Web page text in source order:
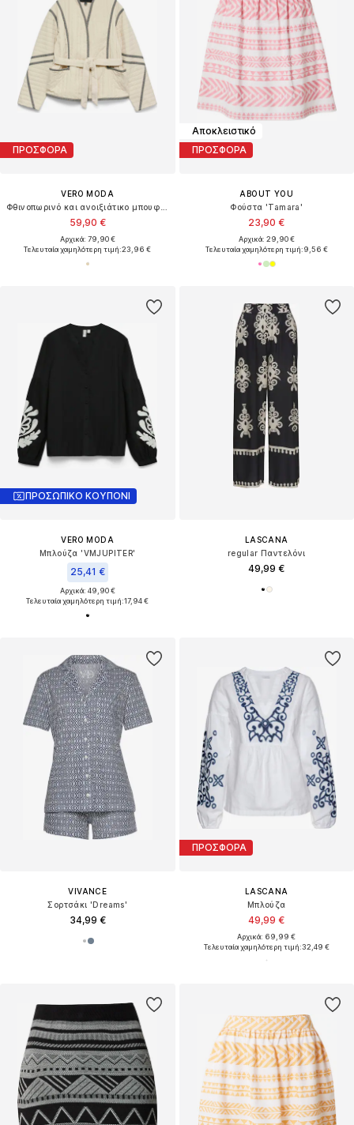
ΠΡΟΣΦΟΡΑ
VERO MODA
59,90 €
Αρχικά: 79,90 €
Τελευταία χαμηλότερη τιμή:23,96 €
Αποκλειστικό
ΠΡΟΣΦΟΡΑ
ABOUT YOU
Φούστα 'Tamara'
23,90 €
Αρχικά: 29,90 €
Τελευταία χαμηλότερη τιμή:9,56 €
ΠΡΟΣΩΠΙΚΟ ΚΟΥΠΟΝΙ
VERO MODA
Μπλούζα 'VMJUPITER'
25,41 €
Αρχικά: 49,90 €
Τελευταία χαμηλότερη τιμή:17,94 €
LASCANA
regular Παντελόνι
49,99 €
VIVANCE
Σορτσάκι 'Dreams'
34,99 €
ΠΡΟΣΦΟΡΑ
LASCANA
Μπλούζα
49,99 €
Αρχικά: 69,99 €
Τελευταία χαμηλότερη τιμή:32,49 €